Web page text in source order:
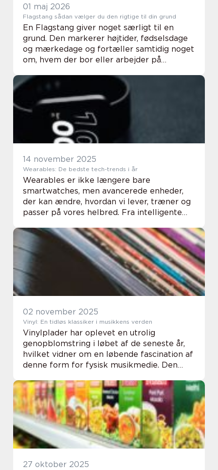
01 maj 2026
Flagstang sådan vælger du den rigtige til din grund
En Flagstang giver noget særligt til en
grund. Den markerer højtider, fødselsdage
og mærkedage og fortæller samtidig noget
om, hvem der bor eller arbejder på
både naboer og forbipasserende mærke til
det. Derf...
14 november 2025
Wearables: De bedste tech-trends i år
Wearables er ikke længere bare
smartwatches, men avancerede enheder,
der kan ændre, hvordan vi lever, træner og
passer på vores helbred. Fra intelligente
høreapp...
02 november 2025
Vinyl: En tidløs klassiker i musikkens verden
Vinylplader har oplevet en utrolig
genopblomstring i løbet af de seneste år,
hvilket vidner om en løbende fascination af
denne form for fysisk musikmedie. Den
fysiske format, som byder p&ari...
27 oktober 2025